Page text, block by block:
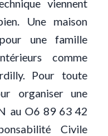
viennent
Une maison
une famille
comme
Pour toute
organiser une
au O6 89 63 42
Civile